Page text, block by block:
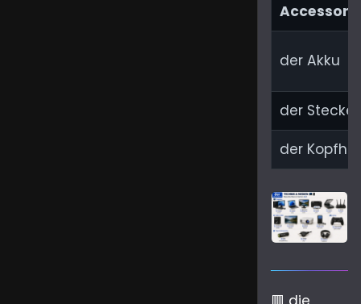
der Akku
der Stecker
der